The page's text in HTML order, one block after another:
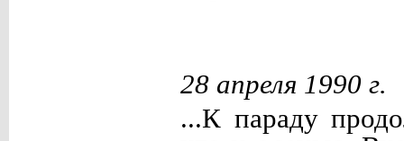
28 апреля 1990 г.
...К параду